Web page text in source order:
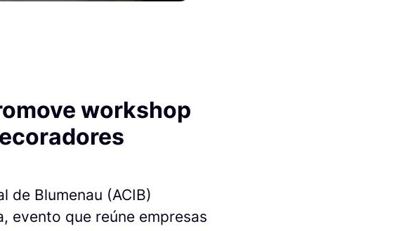
workshop
de Blumenau (ACIB)
evento que reúne empresas